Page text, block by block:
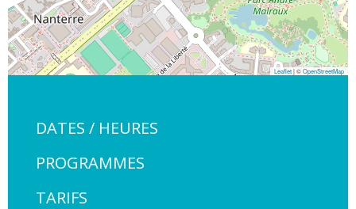
Leaflet| ©OpenStreetMap
DATES / HEURES
PROGRAMMES
TARIFS